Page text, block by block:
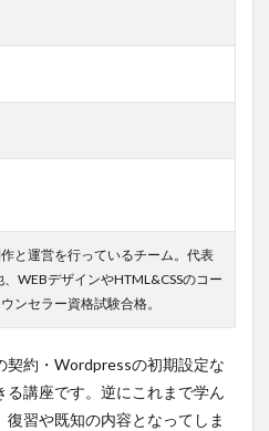
と運営を行っているチーム。代表
WEBデザインやHTML&CSSのコー
ンセラー資格試験合格。
契約・Wordpressの初期設定な
る講座です。逆にこれまで学ん
習や既知の内容となってしま